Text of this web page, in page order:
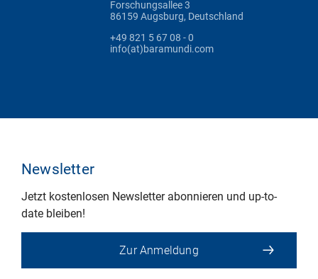
Forschungsallee 3
86159 Augsburg, Deutschland
+49 821 5 67 08 - 0
info(at)baramundi.com
Newsletter
Jetzt kostenlosen Newsletter abonnieren und up-to-
date bleiben!
Zur Anmeldung